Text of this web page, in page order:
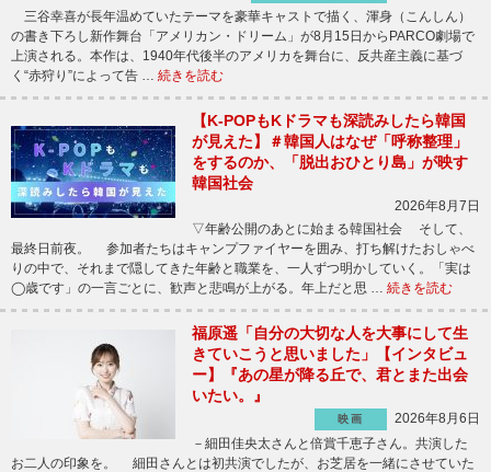
三谷幸喜が長年温めていたテーマを豪華キャストで描く、渾身（こんしん）
の書き下ろし新作舞台「アメリカン・ドリーム」が8月15日からPARCO劇場で
上演される。本作は、1940年代後半のアメリカを舞台に、反共産主義に基づ
く“赤狩り”によって告 … 続きを読む
【K-POPもKドラマも深読みしたら韓国
が見えた】＃韓国人はなぜ「呼称整理」
をするのか、「脱出おひとり島」が映す
韓国社会
2026年8月7日
▽年齢公開のあとに始まる韓国社会 そして、
最終日前夜。 参加者たちはキャンプファイヤーを囲み、打ち解けたおしゃべ
りの中で、それまで隠してきた年齢と職業を、一人ずつ明かしていく。「実は
◯歳です」の一言ごとに、歓声と悲鳴が上がる。年上だと思 … 続きを読む
福原遥「自分の大切な人を大事にして生
きていこうと思いました」【インタビュ
ー】『あの星が降る丘で、君とまた出会
いたい。』
映画
2026年8月6日
－細田佳央太さんと倍賞千恵子さん。共演した
お二人の印象を。 細田さんとは初共演でしたが、お芝居を一緒にさせていた